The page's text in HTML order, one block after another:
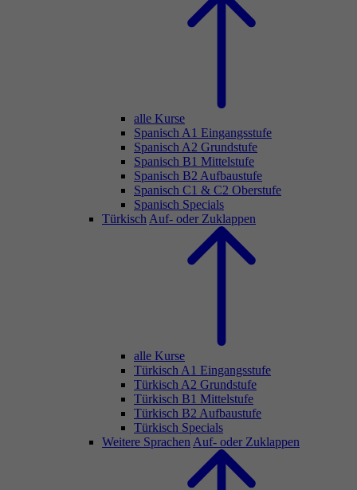
alle Kurse
Spanisch A1 Eingangsstufe
Spanisch A2 Grundstufe
Spanisch B1 Mittelstufe
Spanisch B2 Aufbaustufe
Spanisch C1 & C2 Oberstufe
Spanisch Specials
Türkisch Auf- oder Zuklappen
alle Kurse
Türkisch A1 Eingangsstufe
Türkisch A2 Grundstufe
Türkisch B1 Mittelstufe
Türkisch B2 Aufbaustufe
Türkisch Specials
Weitere Sprachen Auf- oder Zuklappen